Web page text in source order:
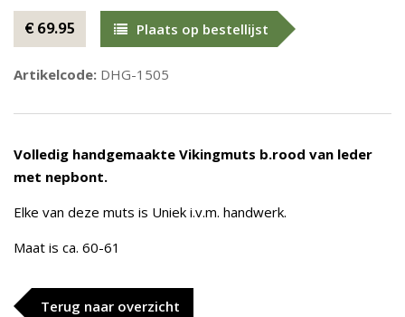
€ 69.95 Plaats op bestellijst
Artikelcode: DHG-1505
Volledig handgemaakte Vikingmuts b.rood van leder
met nepbont.
Elke van deze muts is Uniek i.v.m. handwerk.
Maat is ca. 60-61
Terug naar overzicht